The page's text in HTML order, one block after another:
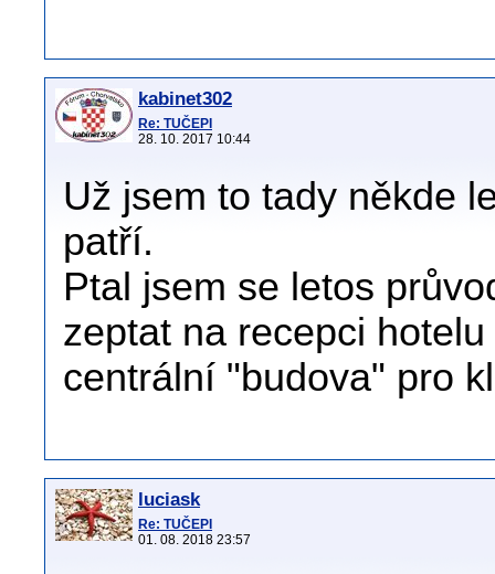
kabinet302
Re: TUČEPI
28. 10. 2017 10:44
Už jsem to tady někde
patří.
Ptal jsem se letos
zeptat na recepci
centrální "budova" pro
luciask
Re: TUČEPI
01. 08. 2018 23:57